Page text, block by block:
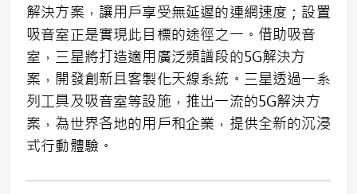
解決方案，讓用戶享受無延遲的連網速度；設置
吸音室正是實現此目標的途徑之一。借助吸音
室，三星將打造適用廣泛頻譜段的5G解決方
案，開發創新且客製化天線系統。三星透過一系
列工具及吸音室等設施，推出一流的5G解決方
案，為世界各地的用戶和企業，提供全新的沉浸
式行動體驗。